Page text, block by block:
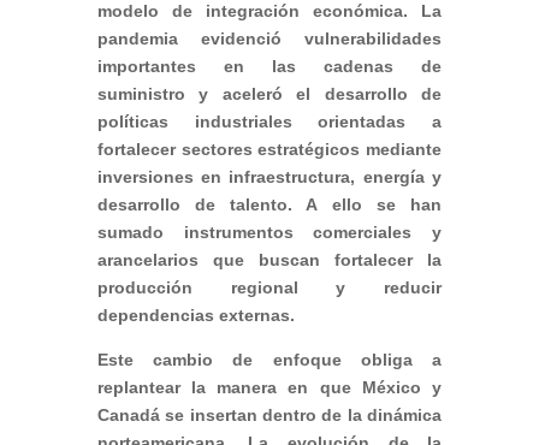
modelo de integración económica. La
pandemia evidenció vulnerabilidades
importantes en las cadenas de
suministro y aceleró el desarrollo de
políticas industriales orientadas a
fortalecer sectores estratégicos mediante
inversiones en infraestructura, energía y
desarrollo de talento. A ello se han
sumado instrumentos comerciales y
arancelarios que buscan fortalecer la
producción regional y reducir
dependencias externas.
Este cambio de enfoque obliga a
replantear la manera en que México y
Canadá se insertan dentro de la dinámica